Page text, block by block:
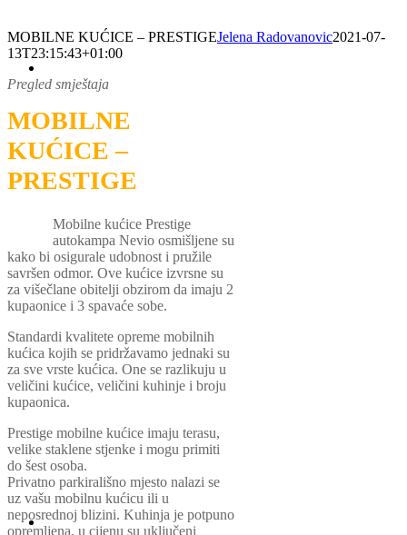
MOBILNE KUĆICE – PRESTIGEJelena Radovanovic2021-07-
13T23:15:43+01:00
Pregled smještaja
MOBILNE
KUĆICE –
PRESTIGE
Mobilne kućice Prestige
autokampa Nevio osmišljene su
kako bi osigurale udobnost i pružile
savršen odmor. Ove kućice izvrsne su
za višečlane obitelji obzirom da imaju 2
kupaonice i 3 spavaće sobe.
Standardi kvalitete opreme mobilnih
kućica kojih se pridržavamo jednaki su
za sve vrste kućica. One se razlikuju u
veličini kućice, veličini kuhinje i broju
kupaonica.
Prestige mobilne kućice imaju terasu,
velike staklene stjenke i mogu primiti
do šest osoba.
Privatno parkirališno mjesto nalazi se
uz vašu mobilnu kućicu ili u
neposrednoj blizini. Kuhinja je potpuno
opremljena, u cijenu su uključeni